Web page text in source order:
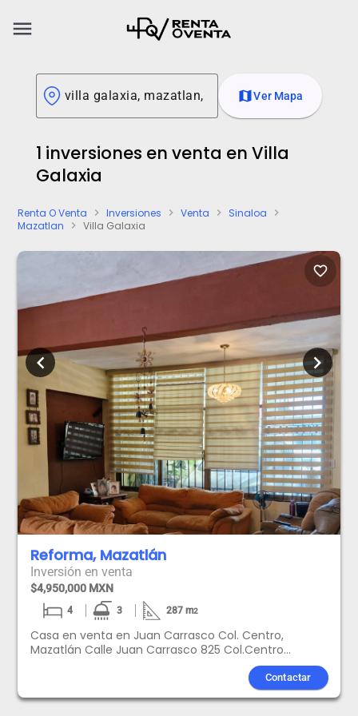
menu
mapVer Mapa
1 inversiones en venta en Villa
Galaxia
Renta O Venta chevron_right Inversiones chevron_right Venta chevron_right Sinaloa chevron_right
Mazatlan chevron_right Villa Galaxia
favorite_border
chevron_left chevron_right
Reforma, Mazatlán
Inversión en venta
$4,950,000 MXN
4 3 287m2
Casa en venta en Juan Carrasco Col. Centro,
Mazatlán Calle Juan Carrasco 825 Col.Centro
4,950,000 MXN Excelente oportunidad de adquirir
una amplia casa de una sola planta ubicada en una
zona céntrica y bien conectada de Mazatlán, ideal
para familias grandes o para quienes buscan
Contactar